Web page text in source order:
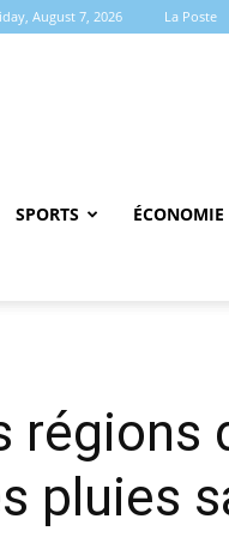
August 7, 2026 La Poste
SPORTS ÉCONOMIE
régions
pluies